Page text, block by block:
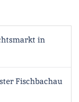
in
Fischbachau